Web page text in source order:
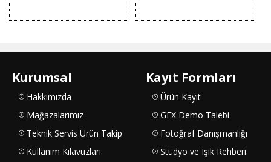
Kurumsal
Hakkımızda
Mağazalarımız
Teknik Servis Ürün Takip
Kullanım Kılavuzları
Kayıt Formları
Ürün Kayıt
GFX Demo Talebi
Fotoğraf Danışmanlığı
Stüdyo ve Işık Rehberi